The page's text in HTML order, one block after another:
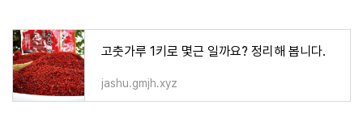
고춧가루 1키로 몇근 일까요? 정리해 봅니다.
jashu.gmjh.xyz